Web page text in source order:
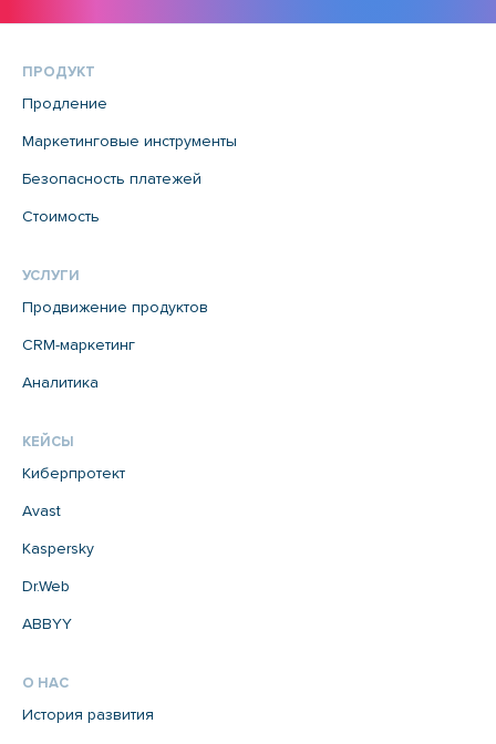
ПРОДУКТ
Продление
Маркетинговые инструменты
Безопасность платежей
Стоимость
УСЛУГИ
Продвижение продуктов
CRM-маркетинг
Аналитика
КЕЙСЫ
Киберпротект
Avast
Kaspersky
Dr.Web
ABBYY
О НАС
История развития